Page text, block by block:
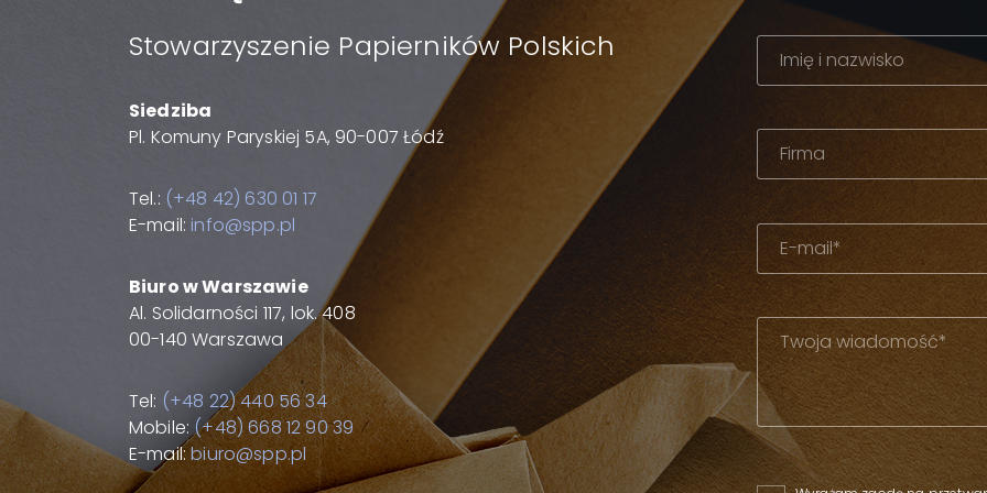
Stowarzyszenie Papierników Polskich
Siedziba
Pl. Komuny Paryskiej 5A, 90-007 Łódź
Tel.: (+48 42) 630 01 17
E-mail: info@spp.pl
Biuro w Warszawie
Al. Solidarności 117, lok. 408
00-140 Warszawa
Tel: (+48 22) 440 56 34
Mobile: (+48) 668 12 90 39
E-mail:biuro@spp.pl Please leave this field empty.